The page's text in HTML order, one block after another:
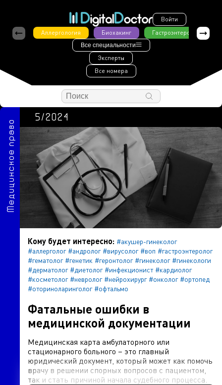
Войти
Аллергология
Биохакинг Гастроэнтерология
Все специальности
Эксперты
Все номера
Медицинское право
5/2024
Кому будет интересно: #акушер-гинеколог
#аллерголог #андролог #вирусолог #воп #гастроэнтеролог
#гематолог #генетик #геронтолог #гинеколог #гинекологи
#дерматолог #диетолог #инфекционист #кардиолог
#косметолог #невролог #нейрохирург #онколог #ортопед
#оториноларинголог #офтальмо
Фатальные ошибки в
медицинской документации
Медицинская карта амбулаторного или
стационарного больного – это главный
юридический документ, который может как помочь
врачу в решении спорных вопросов с пациентом,
так и стать причиной начала судебного процесса.